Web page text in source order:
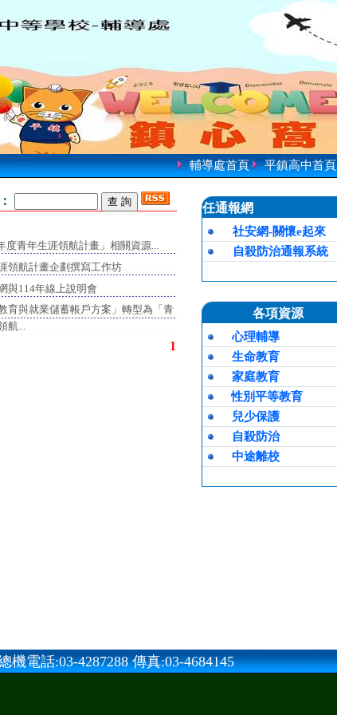
輔導處首頁 平鎮高中首頁
度青年生涯領航計畫」相關資源...
領航計畫企劃撰寫工作坊
與114年線上說明會
育與就業儲蓄帳戶方案」轉型為「青
航...
1
責任通報網
社安網-關懷e起來
自殺防治通報系統
各項資源
心理輔導
生命教育
家庭教育
性別平等教育
兒少保護
自殺防治
中途離校
電話:03-4287288 傳真:03-4684145